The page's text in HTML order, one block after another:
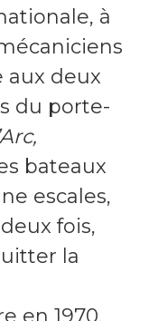
à
aux deux
du porte-
bateaux
escales,
fois,
la
en 1970.